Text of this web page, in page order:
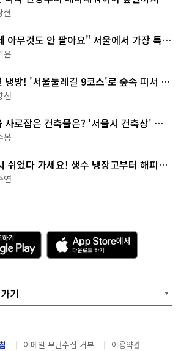
코스
현
아무것도 안 팔아요" 서울에서 가장 특별
체
윤
냉방! '서울둘레길 9코스'로 숲속 피서 떠
선
사로잡은 건축물은? '서울시 건축상' 수
봉
쉬었다 가세요! 생수 냉장고부터 해피소
지
연
A
p
p
e
서
다
기
이메일 무단수집 거부 이용약관